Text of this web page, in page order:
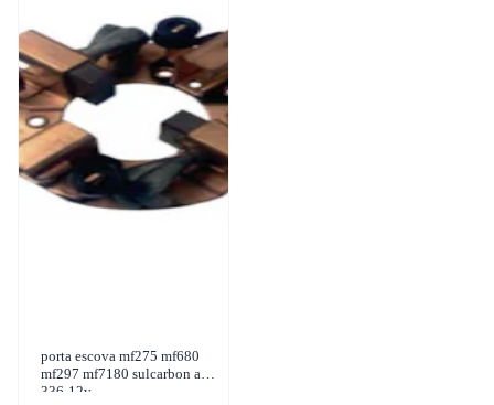
porta escova mf275 mf680
mf297 mf7180 sulcarbon a-
336-12v